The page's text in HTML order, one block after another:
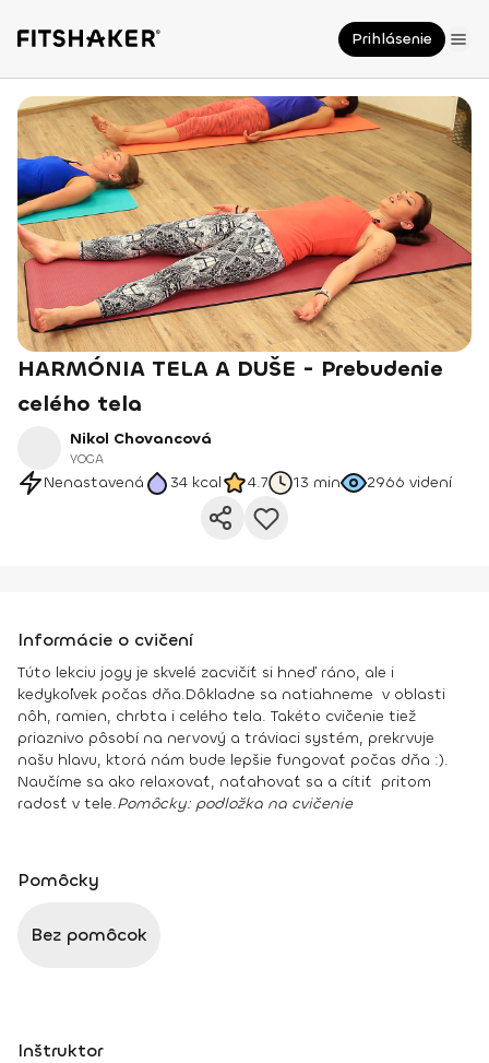
Prihlásenie
HARMÓNIA TELA A DUŠE - Prebudenie
celého tela
Nikol Chovancová
YOGA
Nenastavená 34 kcal 4.7 13 min 2966 videní
Informácie o cvičení
Túto lekciu jogy je skvelé zacvičiť si hneď ráno, ale i
kedykoľvek počas dňa.Dôkladne sa natiahneme v oblasti
nôh, ramien, chrbta i celého tela. Takéto cvičenie tiež
priaznivo pôsobí na nervový a tráviaci systém, prekrvuje
našu hlavu, ktorá nám bude lepšie fungovať počas dňa :).
Naučíme sa ako relaxovať, naťahovať sa a cítiť pritom
radosť v tele.Pomôcky: podložka na cvičenie
Pomôcky
Bez pomôcok
Inštruktor